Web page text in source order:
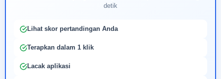
detik
Lihat skor pertandingan Anda
Terapkan dalam 1 klik
Lacak aplikasi